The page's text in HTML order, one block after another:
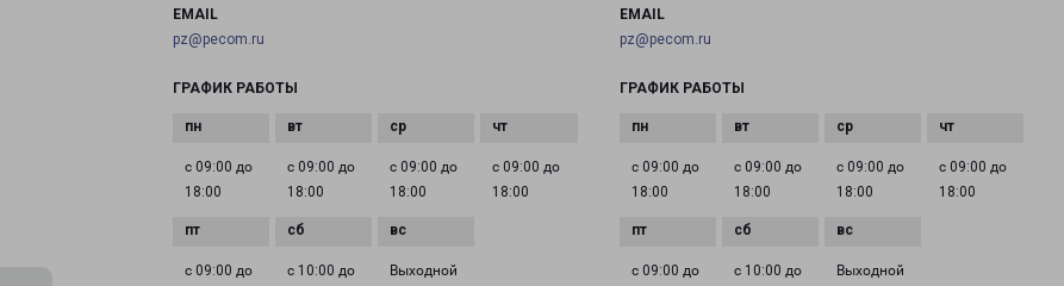
EMAIL
pz@pecom.ru
ГРАФИК РАБОТЫ
с 09:00 до
18:00
с 09:00 до
18:00
с 09:00 до
18:00
с 09:00 до
18:00
с 09:00 до
с 10:00 до
Выходной
EMAIL
pz@pecom.ru
ГРАФИК РАБОТЫ
с 09:00 до
18:00
с 09:00 до
18:00
с 09:00 до
18:00
с 09:00 до
18:00
с 09:00 до
с 10:00 до
Выходной